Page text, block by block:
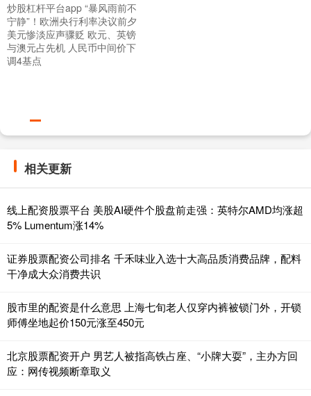
炒股杠杆平台app “暴风雨前不
宁静”！欧洲央行利率决议前夕
美元惨淡应声骤贬 欧元、英镑
与澳元占先机 人民币中间价下
调4基点
相关更新
线上配资股票平台 美股AI硬件个股盘前走强：英特尔AMD均涨超
5% Lumentum涨14%
证券股票配资公司排名 千禾味业入选十大高品质消费品牌，配料
干净成大众消费共识
股市里的配资是什么意思 上海七旬老人仅穿内裤被锁门外，开锁
师傅坐地起价150元涨至450元
北京股票配资开户 男艺人被指高铁占座、“小牌大耍”，主办方回
应：网传视频断章取义